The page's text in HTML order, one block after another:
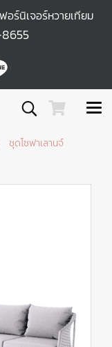
อร์นิเจอร์หวายเทียม
ชุดโซฟาเลานจ์